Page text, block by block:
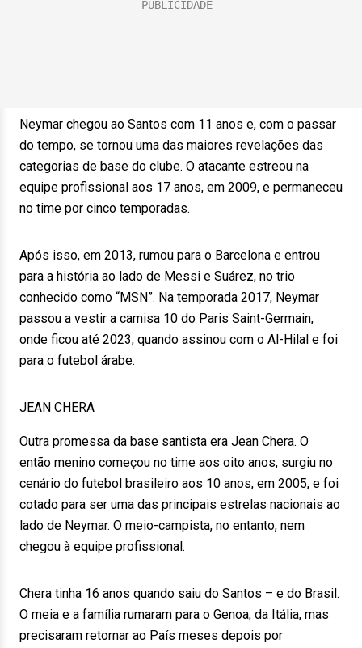
Neymar chegou ao Santos com 11 anos e, com o passar
do tempo, se tornou uma das maiores revelações das
categorias de base do clube. O atacante estreou na
equipe profissional aos 17 anos, em 2009, e permaneceu
no time por cinco temporadas.
Após isso, em 2013, rumou para o Barcelona e entrou
para a história ao lado de Messi e Suárez, no trio
conhecido como “MSN”. Na temporada 2017, Neymar
passou a vestir a camisa 10 do Paris Saint-Germain,
onde ficou até 2023, quando assinou com o Al-Hilal e foi
para o futebol árabe.
JEAN CHERA
Outra promessa da base santista era Jean Chera. O
então menino começou no time aos oito anos, surgiu no
cenário do futebol brasileiro aos 10 anos, em 2005, e foi
cotado para ser uma das principais estrelas nacionais ao
lado de Neymar. O meio-campista, no entanto, nem
chegou à equipe profissional.
Chera tinha 16 anos quando saiu do Santos – e do Brasil.
O meia e a família rumaram para o Genoa, da Itália, mas
precisaram retornar ao País meses depois por